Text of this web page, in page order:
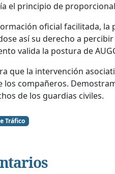
el principio de
oficial facilitada, la
así su derecho a
valida la postura de
que la intervención
los compañeros.
de los guardias civiles.
Tráfico